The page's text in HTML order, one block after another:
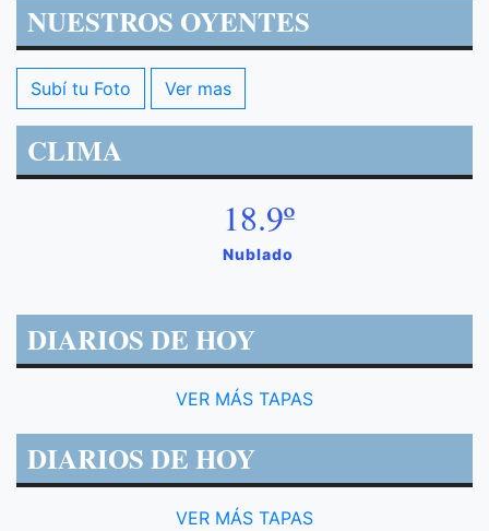
NUESTROS OYENTES
Subí tu Foto Ver mas
CLIMA
18.9º
Nublado
DIARIOS DE HOY
VER MÁS TAPAS
DIARIOS DE HOY
VER MÁS TAPAS